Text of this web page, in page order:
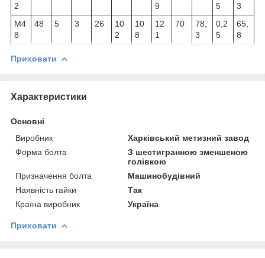
2
9
5
3
М4
8
48 5 3 26
10
2
10
8
12
1
70
78,
3
0,2
5
65,
8
Приховати
Характеристики
Основні
Виробник
Харківський метизний завод
Форма болта
З шестигранною зменшеною
голівкою
Призначення болта
Машинобудівний
Наявність гайки
Так
Країна виробник
Україна
Приховати